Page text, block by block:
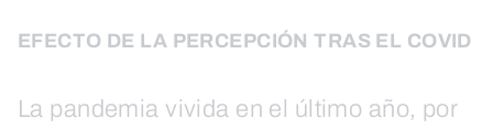
EFECTO DE LA PERCEPCIÓN TRAS EL COVID
La pandemia vivida en el último año, por